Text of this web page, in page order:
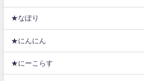
★なぽり
★にんにん
★にーこらす